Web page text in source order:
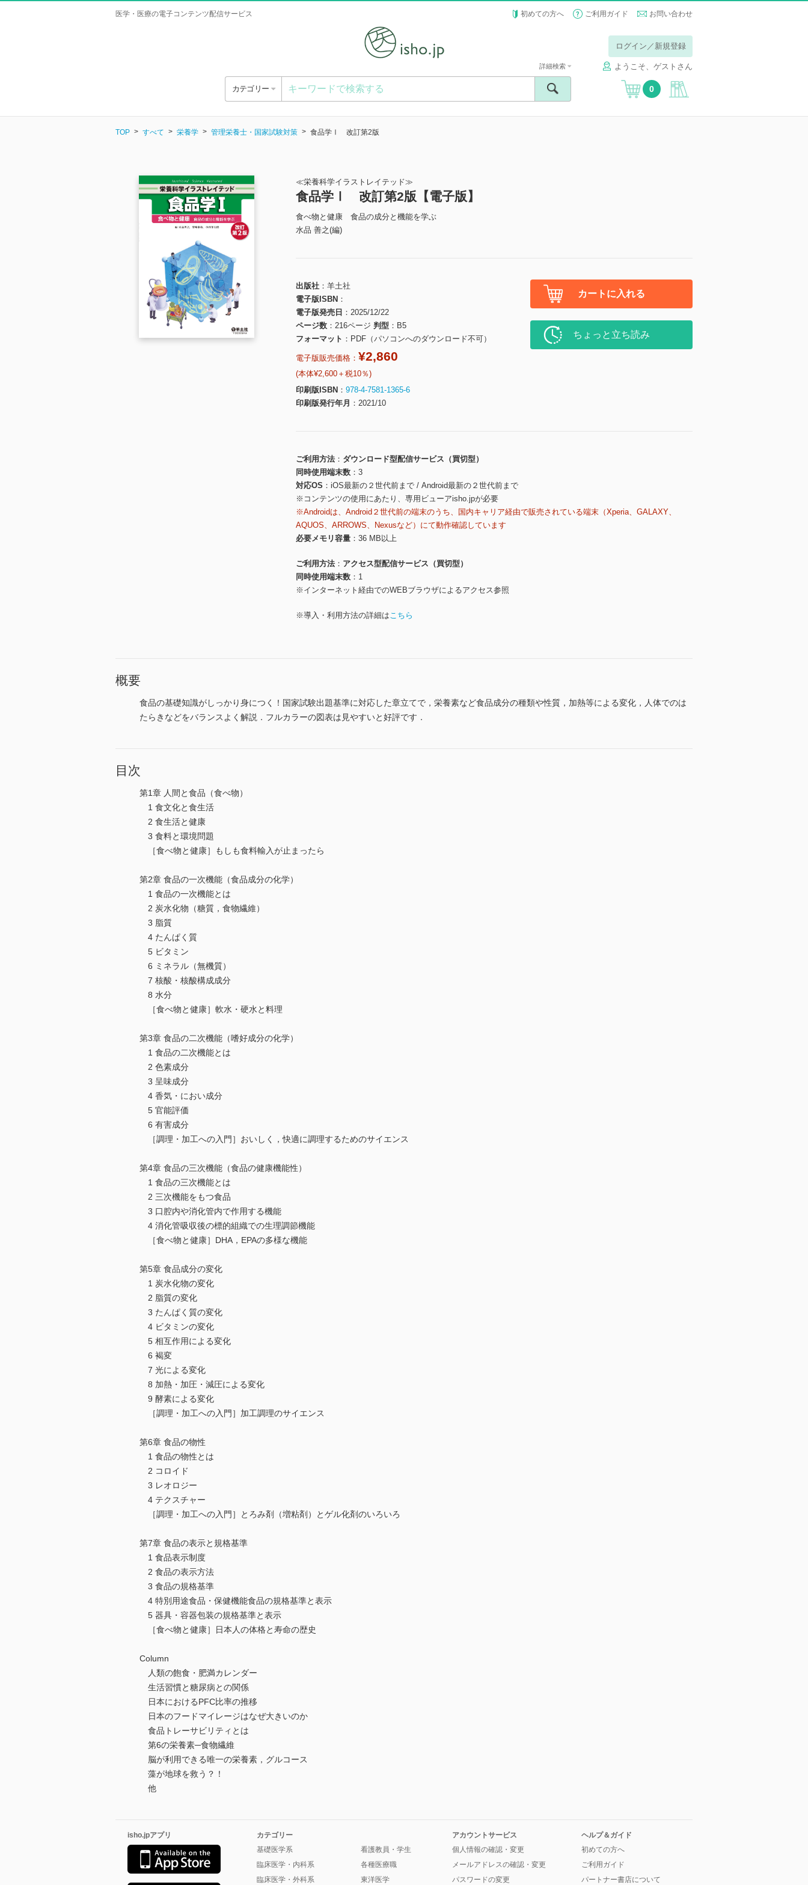
医学・医療の電子コンテンツ配信サービス 初めての方へ ご利用ガイド お問い合わせ
ログイン／新規登録
ようこそ、ゲストさん
カテゴリー
詳細検索
0
TOP すべて 栄養学 管理栄養士・国家試験対策 食品学Ⅰ 改訂第2版
≪栄養科学イラストレイテッド≫
食品学Ⅰ 改訂第2版【電子版】
食べ物と健康 食品の成分と機能を学ぶ
水品 善之(編)
出版社
羊土社
電子版ISBN
電子版発売日
2025/12/22
ページ数
216ページ 判型
B5
フォーマット
PDF（パソコンへのダウンロード不可）
電子版販売価格： ¥2,860
(本体¥2,600＋税10％)
印刷版ISBN
978-4-7581-1365-6
印刷版発行年月
2021/10
カートに入れる
ちょっと立ち読み
ご利用方法
ダウンロード型配信サービス（買切型）
同時使用端末数
3
対応OS
iOS最新の２世代前まで / Android最新の２世代前まで
※コンテンツの使用にあたり、専用ビューアisho.jpが必要
※Androidは、Android２世代前の端末のうち、国内キャリア経由で販売されている端末（Xperia、GALAXY、
AQUOS、ARROWS、Nexusなど）にて動作確認しています
必要メモリ容量
36 MB以上
ご利用方法
アクセス型配信サービス（買切型）
同時使用端末数
1
※インターネット経由でのWEBブラウザによるアクセス参照
※導入・利用方法の詳細はこちら
概要
食品の基礎知識がしっかり身につく！国家試験出題基準に対応した章立てで，栄養素など食品成分の種類や性質，加熱等による変化，人体でのは
たらきなどをバランスよく解説．フルカラーの図表は見やすいと好評です．
目次
第1章 人間と食品（食べ物）
1 食文化と食生活
2 食生活と健康
3 食料と環境問題
［食べ物と健康］もしも食料輸入が止まったら
第2章 食品の一次機能（食品成分の化学）
1 食品の一次機能とは
2 炭水化物（糖質，食物繊維）
3 脂質
4 たんぱく質
5 ビタミン
6 ミネラル（無機質）
7 核酸・核酸構成成分
8 水分
［食べ物と健康］軟水・硬水と料理
第3章 食品の二次機能（嗜好成分の化学）
1 食品の二次機能とは
2 色素成分
3 呈味成分
4 香気・におい成分
5 官能評価
6 有害成分
［調理・加工への入門］おいしく，快適に調理するためのサイエンス
第4章 食品の三次機能（食品の健康機能性）
1 食品の三次機能とは
2 三次機能をもつ食品
3 口腔内や消化管内で作用する機能
4 消化管吸収後の標的組織での生理調節機能
［食べ物と健康］DHA，EPAの多様な機能
第5章 食品成分の変化
1 炭水化物の変化
2 脂質の変化
3 たんぱく質の変化
4 ビタミンの変化
5 相互作用による変化
6 褐変
7 光による変化
8 加熱・加圧・減圧による変化
9 酵素による変化
［調理・加工への入門］加工調理のサイエンス
第6章 食品の物性
1 食品の物性とは
2 コロイド
3 レオロジー
4 テクスチャー
［調理・加工への入門］とろみ剤（増粘剤）とゲル化剤のいろいろ
第7章 食品の表示と規格基準
1 食品表示制度
2 食品の表示方法
3 食品の規格基準
4 特別用途食品・保健機能食品の規格基準と表示
5 器具・容器包装の規格基準と表示
［食べ物と健康］日本人の体格と寿命の歴史
Column
人類の飽食・肥満カレンダー
生活習慣と糖尿病との関係
日本におけるPFC比率の推移
日本のフードマイレージはなぜ大きいのか
食品トレーサビリティとは
第6の栄養素─食物繊維
脳が利用できる唯一の栄養素，グルコース
藻が地球を救う？！
他
isho.jpアプリ
カテゴリー
基礎医学系
臨床医学・内科系
臨床医学・外科系
看護教員・学生
各種医療職
東洋医学
アカウントサービス
個人情報の確認・変更
メールアドレスの確認・変更
パスワードの変更
ヘルプ＆ガイド
初めての方へ
ご利用ガイド
パートナー書店について